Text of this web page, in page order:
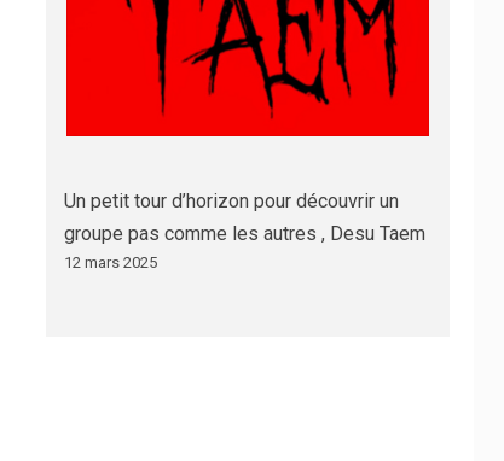
Un petit tour d’horizon pour découvrir un
groupe pas comme les autres , Desu Taem
12 mars 2025